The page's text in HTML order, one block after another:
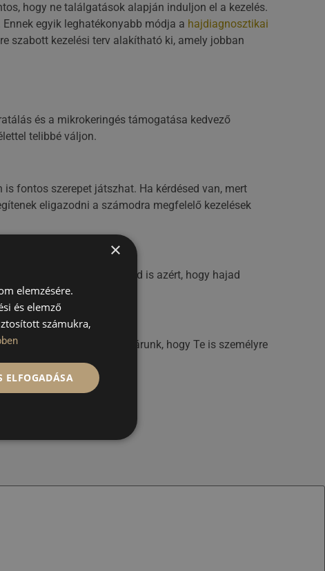
hogy ne találgatások alapján induljon el a kezelés.
egyik leghatékonyabb módja a hajdiagnosztikai
szabott kezelési terv alakítható ki, amely jobban
és a mikrokeringés támogatása kedvező
telibbé váljon.
fontos szerepet játszhat. Ha kérdésed van, mert
eligazodni a számodra megfelelő kezelések
sokat lehetsz te magad is azért, hogy hajad
és esztétikai kezeléssel várunk, hogy Te is személyre
leghosszabb ideig.
×
elemzésére.
és elemző
számukra,
ELFOGADÁSA